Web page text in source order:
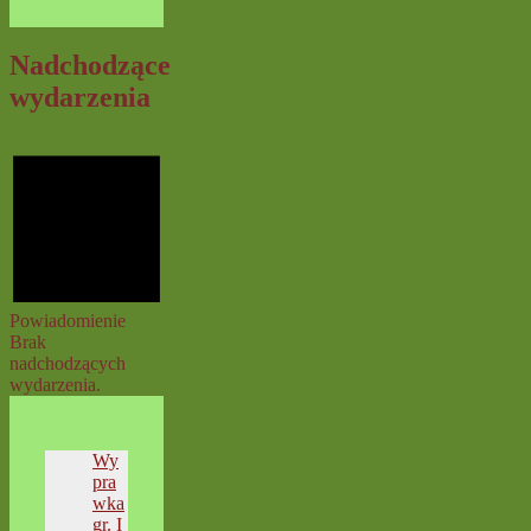
Nadchodzące
wydarzenia
Powiadomienie
Brak
nadchodzących
wydarzenia.
Wy
pra
wka
gr. I